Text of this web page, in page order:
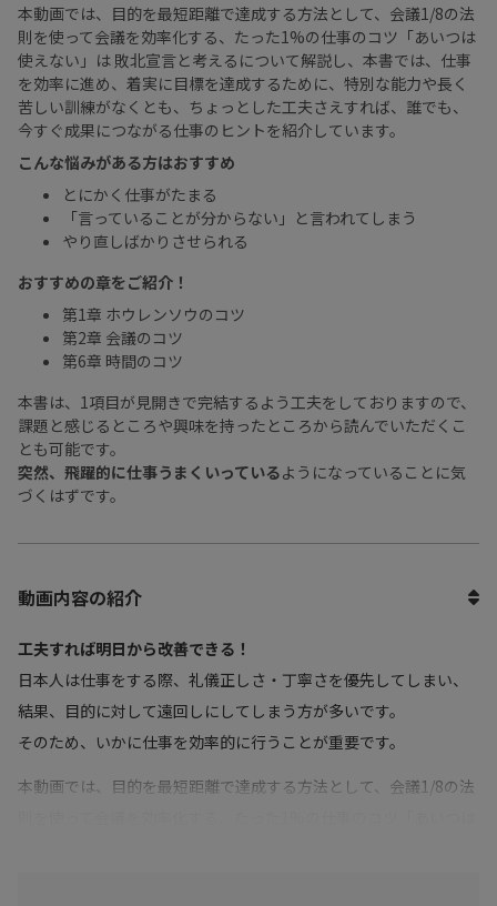
本動画では、目的を最短距離で達成する方法として、会議1/8の法
則を使って会議を効率化する、たった1%の仕事のコツ「あいつは
使えない」は 敗北宣言と考えるについて解説し、本書では、仕事
を効率に進め、着実に目標を達成するために、特別な能力や長く
苦しい訓練がなくとも、ちょっとした工夫さえすれば、誰でも、
今すぐ成果につながる仕事のヒントを紹介しています。
こんな悩みがある方はおすすめ
とにかく仕事がたまる
「言っていることが分からない」と言われてしまう
やり直しばかりさせられる
おすすめの章をご紹介！
第1章 ホウレンソウのコツ
第2章 会議のコツ
第6章 時間のコツ
本書は、1項目が見開きで完結するよう工夫をしておりますので、
課題と感じるところや興味を持ったところから読んでいただくこ
とも可能です。
突然、飛躍的に仕事うまくいっているようになっていることに気
づくはずです。
動画内容の紹介
工夫すれば明日から改善できる！
日本人は仕事をする際、礼儀正しさ・丁寧さを優先してしまい、
結果、目的に対して遠回しにしてしまう方が多いです。
そのため、いかに仕事を効率的に行うことが重要です。
本動画では、目的を最短距離で達成する方法として、会議1/8の法